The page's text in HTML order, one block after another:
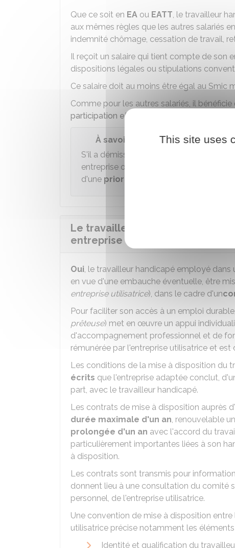
Que ce soit en EA ou EATT, le travailleur
aux mêmes règles que les autres salariés
indemnité chômage, cessation de travail,
Il reçoit un salaire qui tient compte de son
dispositions légales ou stipulations
Ce salaire doit au moins être égal au Smic
Comme pour les autres salariés, il bénéficie
participation et à l'épargne salariale
À savoir
S'il a démissionné de l'entreprise dans
entreprise ordinaire et qu'il souhaite
d'une priorité d'embauche
Le travailleur handicapé peut-il
entreprise ?
Oui, le travailleur handicapé employé
en vue d'une embauche éventuelle, être
entreprise utilisatrice), dans le cadre d'un
Pour faciliter son accès à un emploi
prêteuse) met en œuvre un appui
d'accompagnement professionnel et de
rémunérée par l'entreprise utilisatrice et
Les conditions de la mise à disposition du
écrits que l'entreprise adaptée conclut,
part, avec le travailleur handicapé.
Les contrats de mise à disposition auprès
durée maximale d'un an, renouvelable
prolongée d'un an avec l'accord du
particulièrement importantes liées à son
à disposition.
Les contrats sont transmis pour
donnent lieu à une consultation du comité
personnel, de l'entreprise utilisatrice.
Une convention de mise à disposition
utilisatrice précise notamment les
Identité et qualification du
This site uses